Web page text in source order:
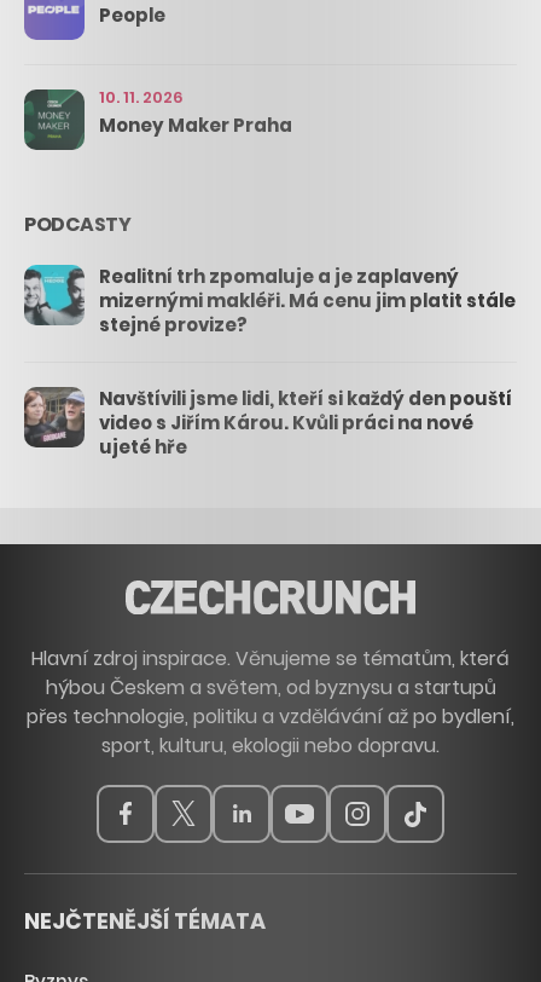
People
10. 11. 2026
Money Maker Praha
PODCASTY
Realitní trh zpomaluje a je zaplavený
mizernými makléři. Má cenu jim platit stále
stejné provize?
Navštívili jsme lidi, kteří si každý den pouští
video s Jiřím Károu. Kvůli práci na nové
ujeté hře
Hlavní zdroj inspirace. Věnujeme se tématům, která
hýbou Českem a světem, od byznysu a startupů
přes technologie, politiku a vzdělávání až po bydlení,
sport, kulturu, ekologii nebo dopravu.
NEJČTENĚJŠÍ TÉMATA